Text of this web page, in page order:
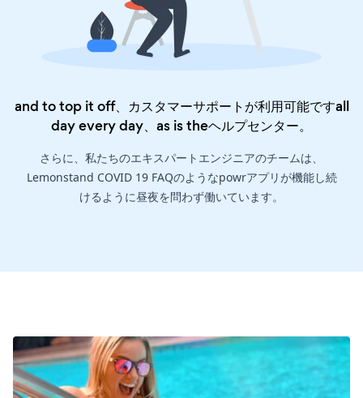
and to top it off、カスタマーサポートが利用可能ですall
day every day、as is theヘルプセンター。
さらに、私たちのエキスパートエンジニアのチームは、
Lemonstand COVID 19 FAQのようなpowrアプリが機能し続
けるように昼夜を問わず働いています。